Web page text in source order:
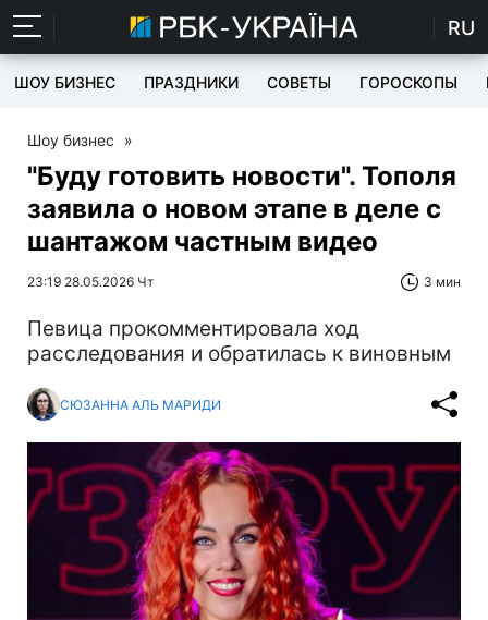
RU
ШОУ БИЗНЕС ПРАЗДНИКИ СОВЕТЫ ГОРОСКОПЫ
Шоу бизнес »
"Буду готовить новости". Тополя
заявила о новом этапе в деле с
шантажом частным видео
23:19 28.05.2026 Чт 3 мин
Певица прокомментировала ход
расследования и обратилась к виновным
СЮЗАННА АЛЬ МАРИДИ